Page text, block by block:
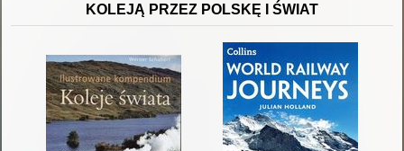
KOLEJĄ PRZEZ POLSKĘ I ŚWIAT